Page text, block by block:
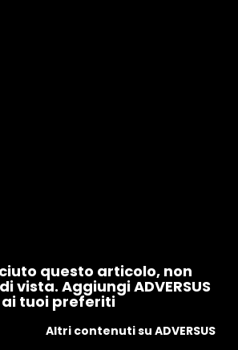
questo articolo, non
vista. Aggiungi ADVERSUS
ai tuoi preferiti
Altri contenuti su ADVERSUS